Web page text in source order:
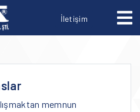
İletişim
memnun